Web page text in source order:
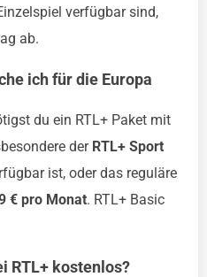
verfügbar sind,
ab.
ich für die Europa
du ein RTL+ Paket mit
der RTL+ Sport
ist, oder das reguläre
€ pro Monat. RTL+ Basic
RTL+ kostenlos?